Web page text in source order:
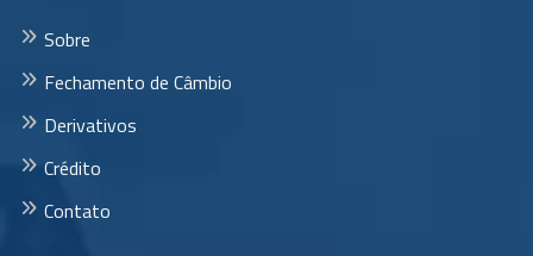
Sobre
Fechamento de Câmbio
Derivativos
Crédito
Contato